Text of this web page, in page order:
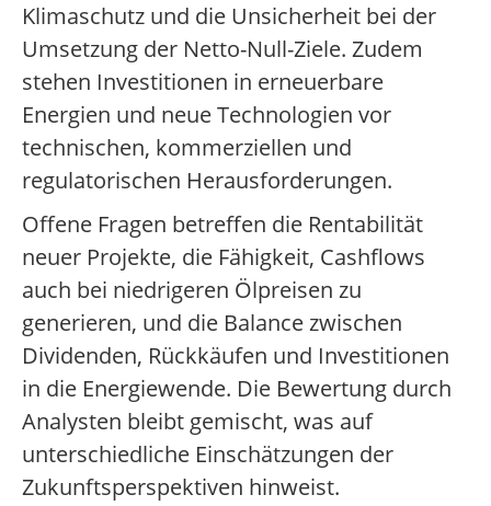
Klimaschutz und die Unsicherheit bei der
Umsetzung der Netto-Null-Ziele. Zudem
stehen Investitionen in erneuerbare
Energien und neue Technologien vor
technischen, kommerziellen und
regulatorischen Herausforderungen.
Offene Fragen betreffen die Rentabilität
neuer Projekte, die Fähigkeit, Cashflows
auch bei niedrigeren Ölpreisen zu
generieren, und die Balance zwischen
Dividenden, Rückkäufen und Investitionen
in die Energiewende. Die Bewertung durch
Analysten bleibt gemischt, was auf
unterschiedliche Einschätzungen der
Zukunftsperspektiven hinweist.